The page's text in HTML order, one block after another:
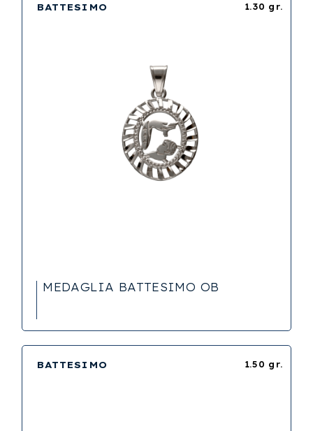
1.30 gr.
BATTESIMO
MEDAGLIA BATTESIMO OB
1.50 gr.
BATTESIMO